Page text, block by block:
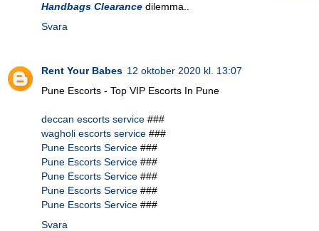
Handbags Clearance dilemma..
Svara
Rent Your Babes 12 oktober 2020 kl. 13:07
Pune Escorts - Top VIP Escorts In Pune
deccan escorts service ###
wagholi escorts service ###
Pune Escorts Service ###
Pune Escorts Service ###
Pune Escorts Service ###
Pune Escorts Service ###
Pune Escorts Service ###
Svara